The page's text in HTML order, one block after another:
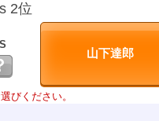
2位
びください。